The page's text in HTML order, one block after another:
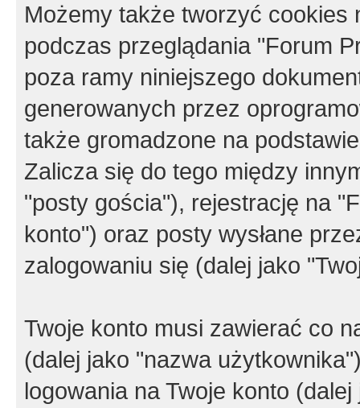
Możemy także tworzyć cookies
podczas przeglądania "Forum
poza ramy niniejszego
generowanych przez
także gromadzone na
Zalicza się do tego między
"posty gościa"), rejestrację na
konto") oraz posty wysłane
zalogowaniu się (dalej jako
Twoje konto musi zawierać co
(dalej jako "nazwa
logowania na Twoje konto